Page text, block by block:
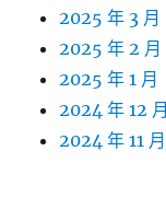
2025 年 3 月
2025 年 2 月
2025 年 1 月
2024 年 12 月
2024 年 11 月